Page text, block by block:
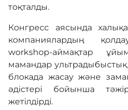
тоқталды.
Конгресс аясында
компаниялардың
workshop-аймақтар
мамандар
блокада жасау және
әдістері бойынша
жетілдірді.